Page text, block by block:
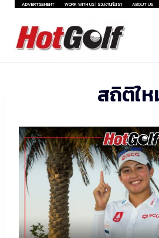
Skip
content
ADVERTISEMENT WORK WITH US | ร่วมงานกับเรา ABOUT US
สถิติใ